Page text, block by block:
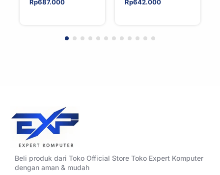
ELIXIR 240 – AIO
Rp687.000
ELIXIR 240 – AIO
Rp642.000
Beli produk dari Toko Official Store Toko Expert Komputer
dengan aman & mudah